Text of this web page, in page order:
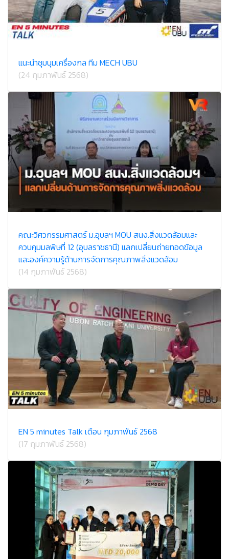
แนะนำชุมนุมเครื่องกล ทีม MECH UBU
(24 กุมภาพันธ์ 2568)
คณะวิศวกรรมศาสตร์ ม.อุบลฯ MOU สนง.สิ่งแวดล้อมและ
ควบคุมมลพิษที่ 12 (อุบลราชธานี) แลกเปลี่ยนถ่ายทอดข้อมูล
และองค์ความรู้ด้านการจัดการคุณภาพสิ่งแวดล้อม
(14 กุมภาพันธ์ 2568)
EN 5 minutes Talk เดือน กุมภาพันธ์ 2568
(17 กุมภาพันธ์ 2568)